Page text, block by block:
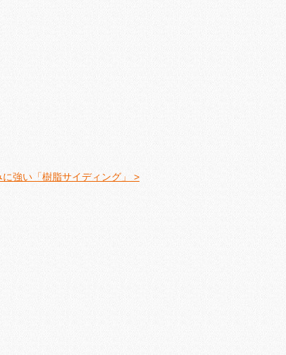
強い「樹脂サイディング」 >